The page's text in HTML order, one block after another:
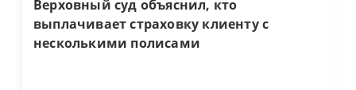
Верховный суд объяснил, кто
выплачивает страховку клиенту с
несколькими полисами